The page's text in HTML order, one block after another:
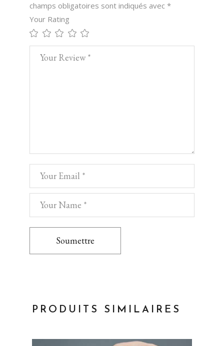
champs obligatoires sont indiqués avec *
Your Rating
Soumettre
PRODUITS SIMILAIRES